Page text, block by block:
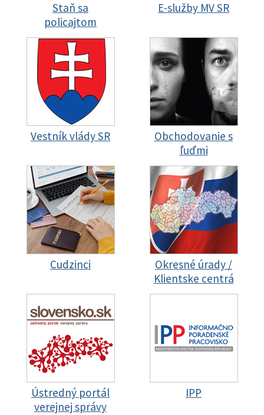
Staň sa
policajtom
E-služby MV SR
Vestník vlády SR
Obchodovanie s
ľuďmi
Cudzinci
Okresné úrady /
Klientske centrá
Ústredný portál
verejnej správy
IPP